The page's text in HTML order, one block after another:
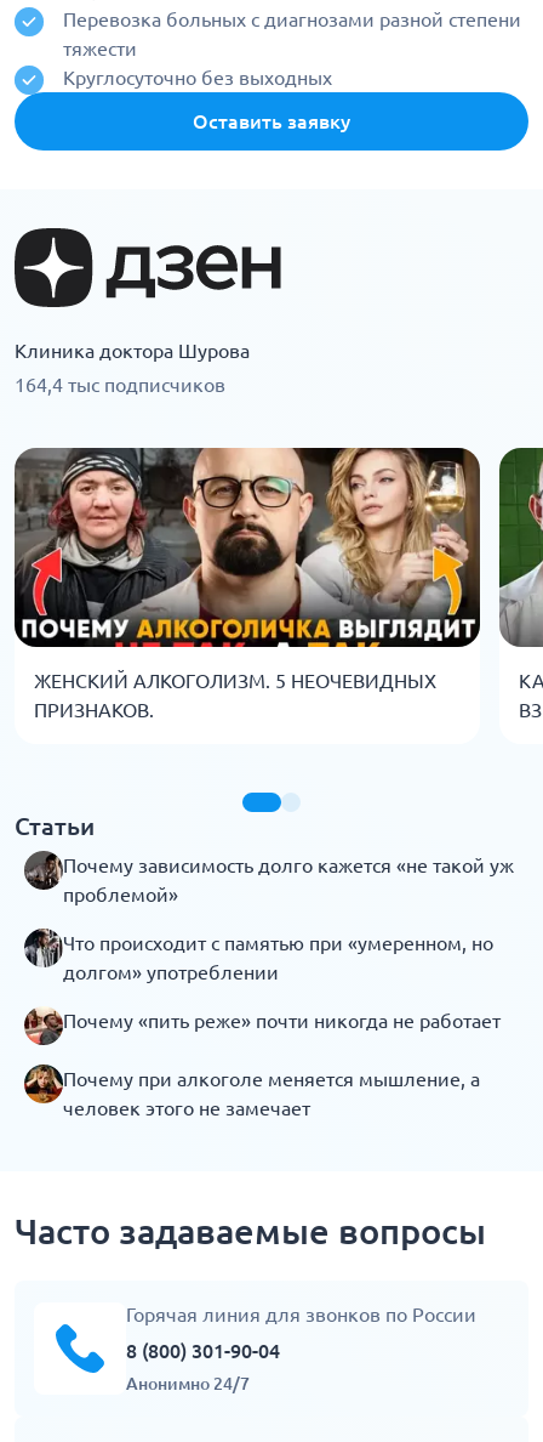
Перевозка больных с диагнозами разной степени
тяжести
Круглосуточно без выходных
Оставить заявку
Клиника доктора Шурова
164,4 тыс подписчиков
ЖЕНСКИЙ АЛКОГОЛИЗМ. 5 НЕОЧЕВИДНЫХ
ПРИЗНАКОВ.
Статьи
Почему зависимость долго кажется «не такой уж
проблемой»
Что происходит с памятью при «умеренном, но
долгом» употреблении
Почему «пить реже» почти никогда не работает
Почему при алкоголе меняется мышление, а
человек этого не замечает
Часто задаваемые вопросы
Горячая линия для звонков по России
8 (800) 301-90-04
Анонимно 24/7